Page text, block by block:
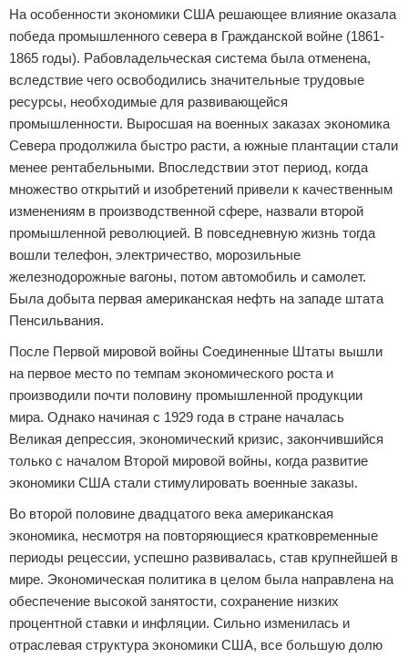
На особенности экономики США решающее влияние оказала
победа промышленного севера в Гражданской войне (1861-
1865 годы). Рабовладельческая система была отменена,
вследствие чего освободились значительные трудовые
ресурсы, необходимые для развивающейся
промышленности. Выросшая на военных заказах экономика
Севера продолжила быстро расти, а южные плантации стали
менее рентабельными. Впоследствии этот период, когда
множество открытий и изобретений привели к качественным
изменениям в производственной сфере, назвали второй
промышленной революцией. В повседневную жизнь тогда
вошли телефон, электричество, морозильные
железнодорожные вагоны, потом автомобиль и самолет.
Была добыта первая американская нефть на западе штата
Пенсильвания.
После Первой мировой войны Соединенные Штаты вышли
на первое место по темпам экономического роста и
производили почти половину промышленной продукции
мира. Однако начиная с 1929 года в стране началась
Великая депрессия, экономический кризис, закончившийся
только с началом Второй мировой войны, когда развитие
экономики США стали стимулировать военные заказы.
Во второй половине двадцатого века американская
экономика, несмотря на повторяющиеся кратковременные
периоды рецессии, успешно развивалась, став крупнейшей в
мире. Экономическая политика в целом была направлена на
обеспечение высокой занятости, сохранение низких
процентной ставки и инфляции. Сильно изменилась и
отраслевая структура экономики США, все большую долю